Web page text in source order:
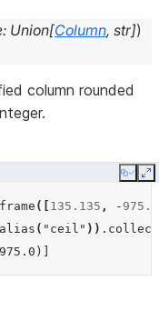
: Union[Column, str])
column rounded
Copy
([ 135.135 , -
alias ( "ceil" )) . collect